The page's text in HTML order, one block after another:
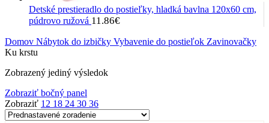
Detské prestieradlo do postieľky, hladká bavlna 120x60 cm,
púdrovo ružová 11.86€
Domov Nábytok do izbičky Vybavenie do postieľok Zavinovačky
Ku krstu
Zobrazený jediný výsledok
Zobraziť bočný panel
Zobraziť 12 18 24 30 36